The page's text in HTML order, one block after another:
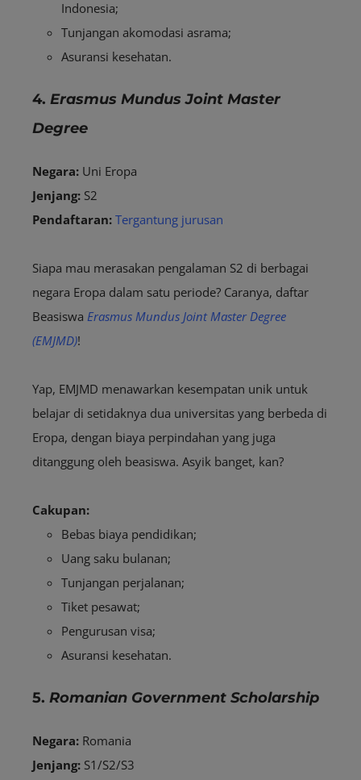
Indonesia;
Tunjangan akomodasi asrama;
Asuransi kesehatan.
4. Erasmus Mundus Joint Master
Degree
Negara: Uni Eropa
Jenjang: S2
Pendaftaran: Tergantung jurusan
Siapa mau merasakan pengalaman S2 di berbagai
negara Eropa dalam satu periode? Caranya, daftar
Beasiswa Erasmus Mundus Joint Master Degree
(EMJMD)!
Yap, EMJMD menawarkan kesempatan unik untuk
belajar di setidaknya dua universitas yang berbeda di
Eropa, dengan biaya perpindahan yang juga
ditanggung oleh beasiswa. Asyik banget, kan?
Cakupan:
Bebas biaya pendidikan;
Uang saku bulanan;
Tunjangan perjalanan;
Tiket pesawat;
Pengurusan visa;
Asuransi kesehatan.
5. Romanian Government Scholarship
Negara: Romania
Jenjang: S1/S2/S3